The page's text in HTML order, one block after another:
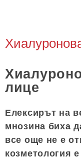
лице
Елексирът на
мнозина биха
все още не е
козметология